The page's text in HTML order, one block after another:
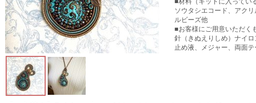
ソウタシエコード、アク
ルビーズ他
■お客様にご用意いただく
針（きぬえりしめ）ナイ
止め液、メジャー、両面